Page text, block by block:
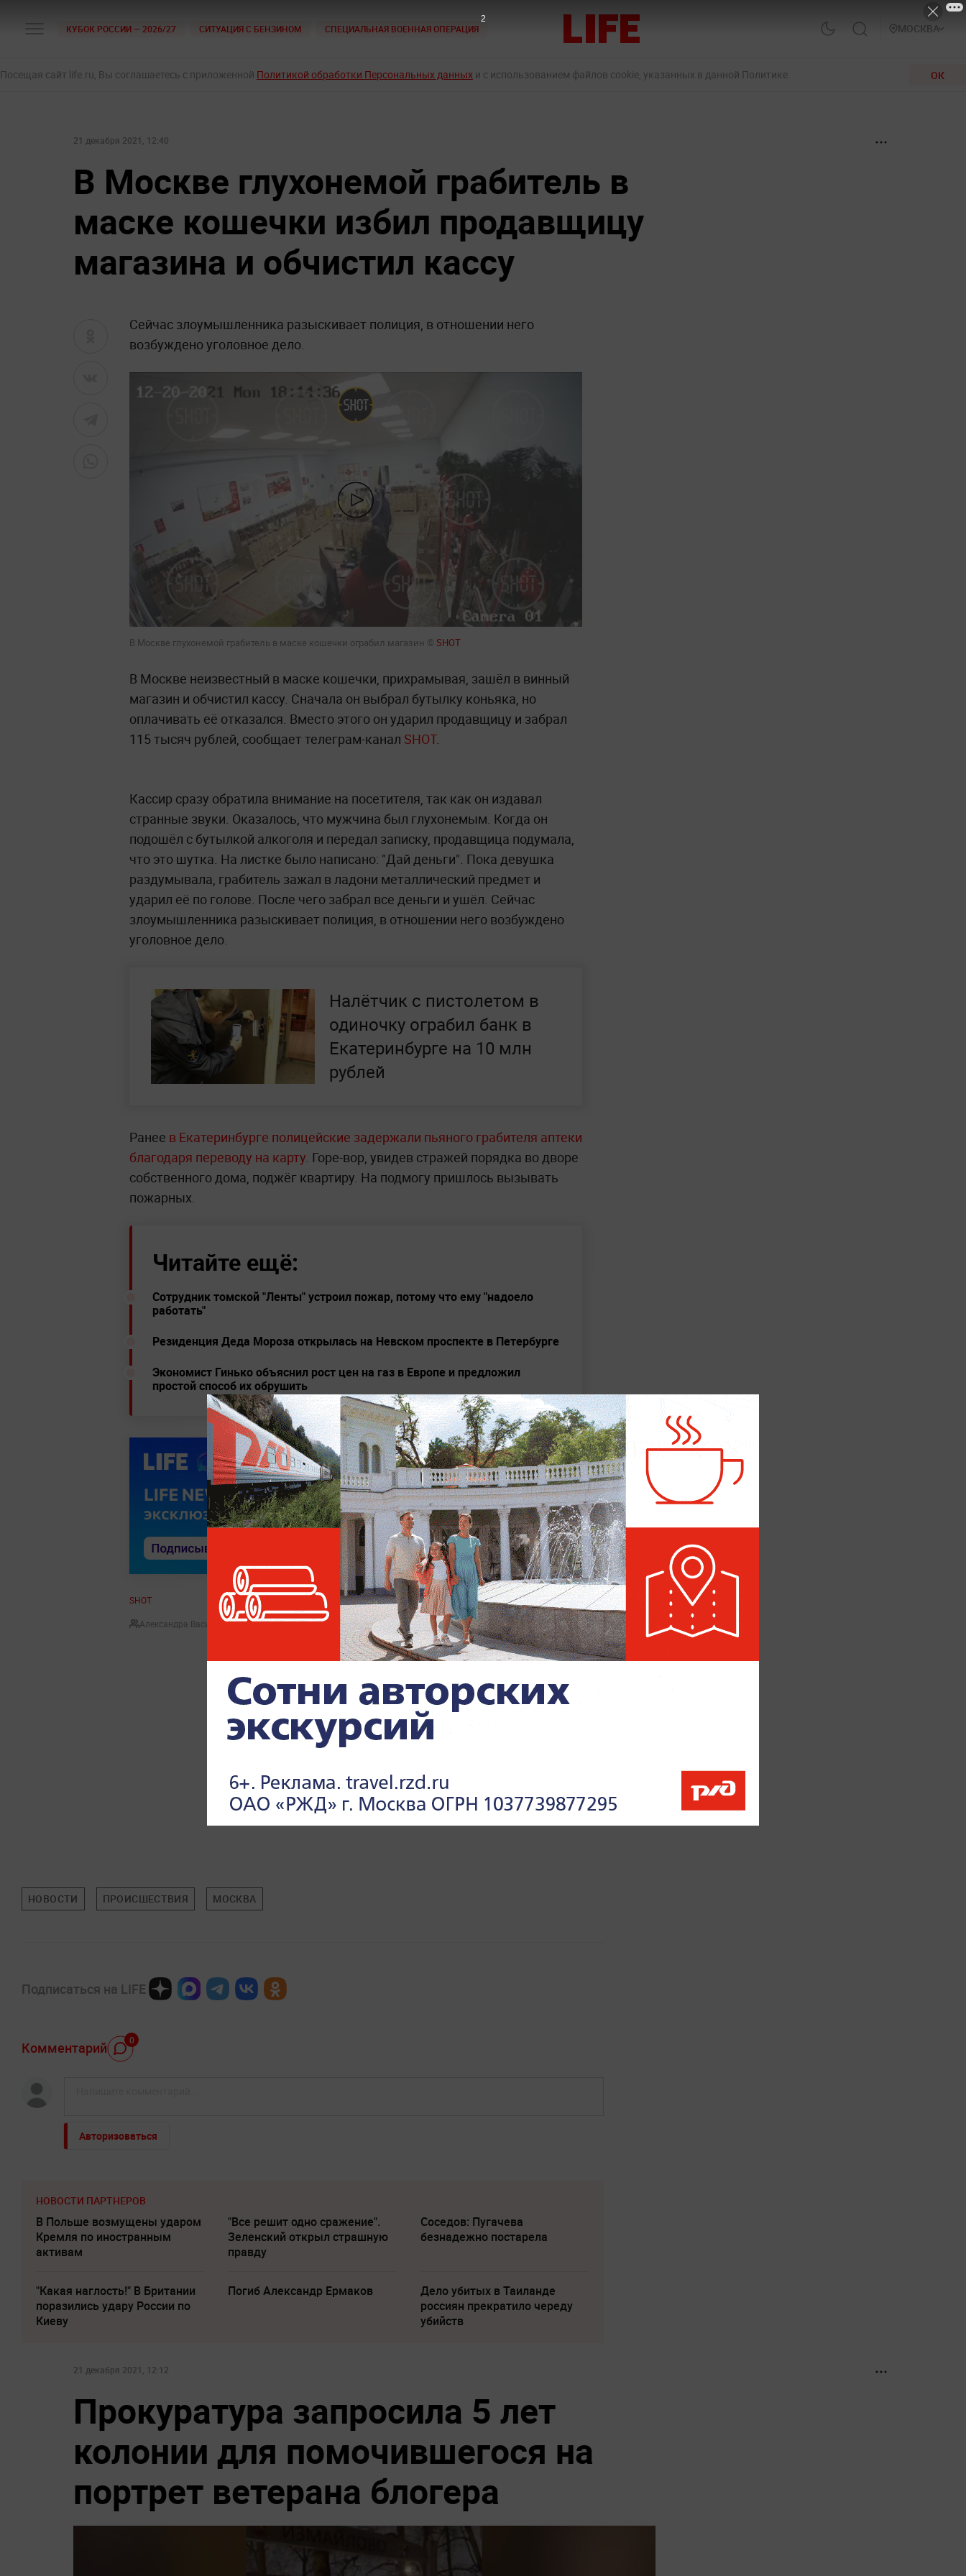
КУБОК РОССИИ — 2026/27 СИТУАЦИЯ С БЕНЗИНОМ СПЕЦИАЛЬНАЯ ВОЕННАЯ ОПЕРАЦИЯ МОСКВА
Посещая сайт life.ru, Вы соглашаетесь с приложенной Политикой обработки Персональных данных и с использованием файлов cookie, указанных в данной Политике. ОК
21 декабря 2021, 12:40
В Москве глухонемой грабитель в
маске кошечки избил продавщицу
магазина и обчистил кассу
Сейчас злоумышленника разыскивает полиция, в отношении него
возбуждено уголовное дело.
В Москве глухонемой грабитель в маске кошечки ограбил магазин © SHOT
В Москве неизвестный в маске кошечки, прихрамывая, зашёл в винный
магазин и обчистил кассу. Сначала он выбрал бутылку коньяка, но
оплачивать её отказался. Вместо этого он ударил продавщицу и забрал
115 тысяч рублей, сообщает телеграм-канал SHOT.
Кассир сразу обратила внимание на посетителя, так как он издавал
странные звуки. Оказалось, что мужчина был глухонемым. Когда он
подошёл с бутылкой алкоголя и передал записку, продавщица подумала,
что это шутка. На листке было написано: "Дай деньги". Пока девушка
раздумывала, грабитель зажал в ладони металлический предмет и
ударил её по голове. После чего забрал все деньги и ушёл. Сейчас
злоумышленника разыскивает полиция, в отношении него возбуждено
уголовное дело.
Налётчик с пистолетом в
одиночку ограбил банк в
Екатеринбурге на 10 млн
рублей
Ранее в Екатеринбурге полицейские задержали пьяного грабителя аптеки
благодаря переводу на карту. Горе-вор, увидев стражей порядка во дворе
собственного дома, поджёг квартиру. На подмогу пришлось вызывать
пожарных.
Читайте ещё:
Сотрудник томской "Ленты" устроил пожар, потому что ему "надоело
работать"
Резиденция Деда Мороза открылась на Невском проспекте в Петербурге
Экономист Гинько объяснил рост цен на газ в Европе и предложил
простой способ их обрушить
SHOT
Александра Васильева
НОВОСТИ ПРОИСШЕСТВИЯ МОСКВА
Подписаться на LIFE
Комментарий 0
Авторизоваться
НОВОСТИ ПАРТНЕРОВ
В Польше возмущены ударом
Кремля по иностранным
активам
"Все решит одно сражение".
Зеленский открыл страшную
правду
Соседов: Пугачева
безнадежно постарела
"Какая наглость!" В Британии
поразились удару России по
Киеву
Погиб Александр Ермаков
Дело убитых в Таиланде
россиян прекратило череду
убийств
21 декабря 2021, 12:12
Прокуратура запросила 5 лет
колонии для помочившегося на
портрет ветерана блогера
1